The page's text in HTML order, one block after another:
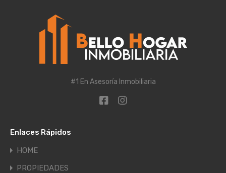
#1 En Asesoría Inmobiliaria
Enlaces Rápidos
HOME
PROPIEDADES